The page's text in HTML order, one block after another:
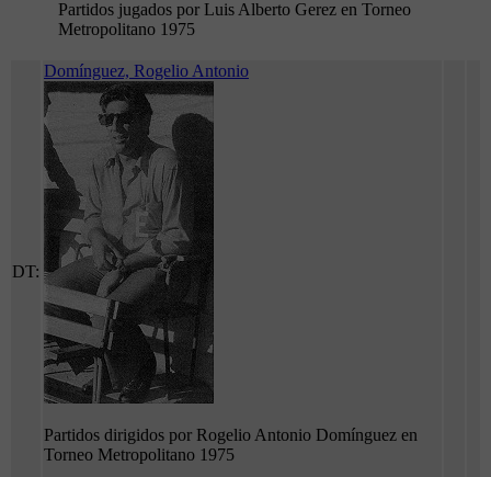
Partidos jugados por Luis Alberto Gerez en Torneo
Metropolitano 1975
DT:
Domínguez, Rogelio Antonio
Partidos dirigidos por Rogelio Antonio Domínguez en
Torneo Metropolitano 1975